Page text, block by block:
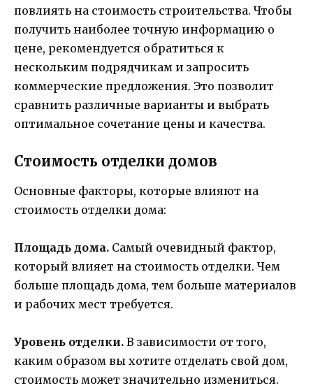
повлиять на стоимость строительства. Чтобы
получить наиболее точную информацию о
цене, рекомендуется обратиться к
нескольким подрядчикам и запросить
коммерческие предложения. Это позволит
сравнить различные варианты и выбрать
оптимальное сочетание цены и качества.
Стоимость отделки домов
Основные факторы, которые влияют на
стоимость отделки дома:
Площадь дома. Самый очевидный фактор,
который влияет на стоимость отделки. Чем
больше площадь дома, тем больше материалов
и рабочих мест требуется.
Уровень отделки. В зависимости от того,
каким образом вы хотите отделать свой дом,
стоимость может значительно измениться.